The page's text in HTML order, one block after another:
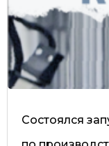
Состоялся